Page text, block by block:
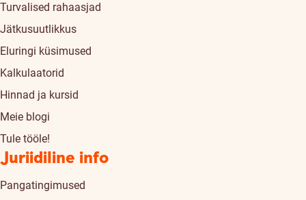
Turvalised rahaasjad
Jätkusuutlikkus
Eluringi küsimused
Kalkulaatorid
Hinnad ja kursid
Meie blogi
Tule tööle!
Juriidiline info
Pangatingimused